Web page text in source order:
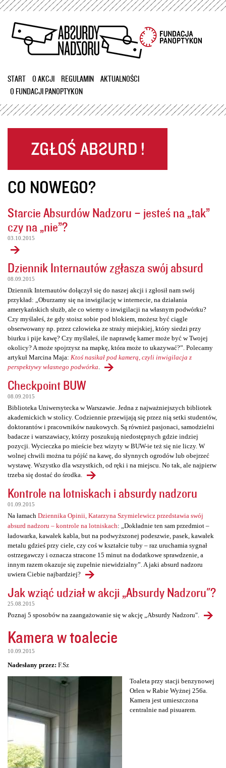
Przejdź
treści
START O AKCJI REGULAMIN
AKTUALNOŚCI
O FUNDACJI PANOPTYKON
CO NOWEGO?
Starcie Absurdów Nadzoru – jesteś na „tak”
czy na „nie”?
03.10.2015
Dziennik Internautów zgłasza swój absurd
08.09.2015
Dziennik Internautów dołączył się do naszej akcji i zgłosił nam swój
przykład: „Oburzamy się na inwigilację w internecie, na działania
amerykańskich służb, ale co wiemy o inwigilacji na własnym podwórku?
Czy myślałeś, że gdy stoisz sobie pod blokiem, możesz być ciągle
obserwowany np. przez człowieka ze straży miejskiej, który siedzi przy
biurku i pije kawę? Czy myślałeś, ile naprawdę kamer może być w Twojej
okolicy? A może spojrzysz na mapkę, która może to ukazywać?”. Polecamy
artykuł Marcina Maja: Ktoś nasikał pod kamerą, czyli inwigilacja z
perspektywy własnego podwórka
Checkpoint BUW
08.09.2015
Biblioteka Uniwersytecka w Warszawie. Jedna z najważniejszych bibliotek
akademickich w stolicy. Codziennie przewijają się przez nią setki studentów,
doktorantów i pracowników naukowych. Są również pasjonaci, samodzielni
badacze i warszawiacy, którzy poszukują niedostępnych gdzie indziej
pozycji. Wycieczka po mieście bez wizyty w BUW-ie też się nie liczy. W
wolnej chwili można tu pójść na kawę, do słynnych ogrodów lub obejrzeć
wystawę. Wszystko dla wszystkich, od ręki i na miejscu. No tak, ale najpierw
trzeba się dostać do środka.
Kontrole na lotniskach i absurdy nadzoru
01.09.2015
Na łamach Dziennika Opinii, Katarzyna Szymielewicz przedstawia swój
absurd nadzoru – kontrole na lotniskach: „Dokładnie ten sam przedmiot –
ładowarka, kawałek kabla, but na podwyższonej podeszwie, pasek, kawałek
metalu gdzieś przy ciele, czy coś w kształcie tuby – raz uruchamia sygnał
ostrzegawczy i oznacza stracone 15 minut na dodatkowe sprawdzenie, a
innym razem okazuje się zupełnie niewidzialny”. A jaki absurd nadzoru
uwiera Ciebie najbardziej?
Jak wziąć udział w akcji „Absurdy Nadzoru"?
25.08.2015
Poznaj 5 sposobów na zaangażowanie się w akcję „Absurdy Nadzoru".
Kamera w toalecie
10.09.2015
Nadesłany przez: F.Sz
Toaleta przy stacji benzynowej
Orlen w Rabie Wyżnej 256a.
Kamera jest umieszczona
centralnie nad pisuarem.